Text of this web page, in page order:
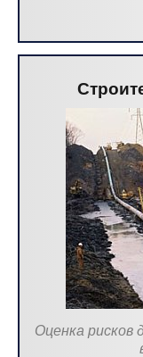
Оценка рисков